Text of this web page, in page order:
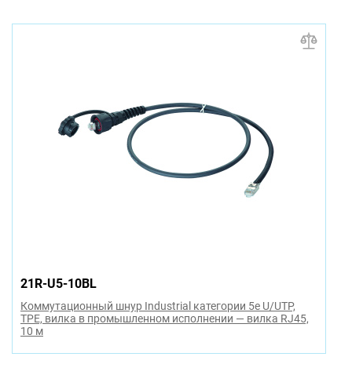
21R-U5-10BL
Коммутационный шнур Industrial категории 5e U/UTP,
TPE, вилка в промышленном исполнении — вилка RJ45,
10 м